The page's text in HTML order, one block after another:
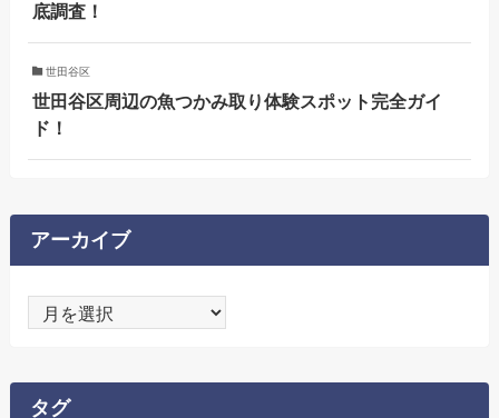
底調査！
世田谷区
世田谷区周辺の魚つかみ取り体験スポット完全ガイ
ド！
アーカイブ
ー
タグ